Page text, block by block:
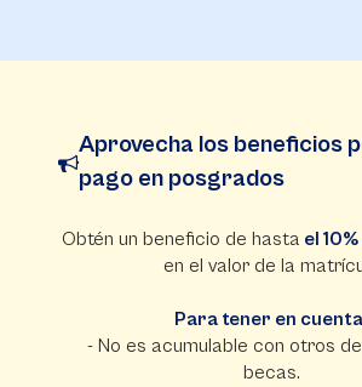
Aprovecha los beneficios
pago en posgrados
Obtén un beneficio de hasta el
en el valor de la
Para tener en
- No es acumulable con otros
becas.